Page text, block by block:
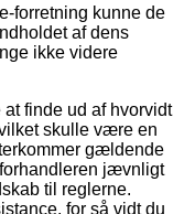
forretning kunne de
af dens
ikke videre
finde ud af hvorvidt
skulle være en
gældende
jævnligt
til reglerne.
for så vidt du